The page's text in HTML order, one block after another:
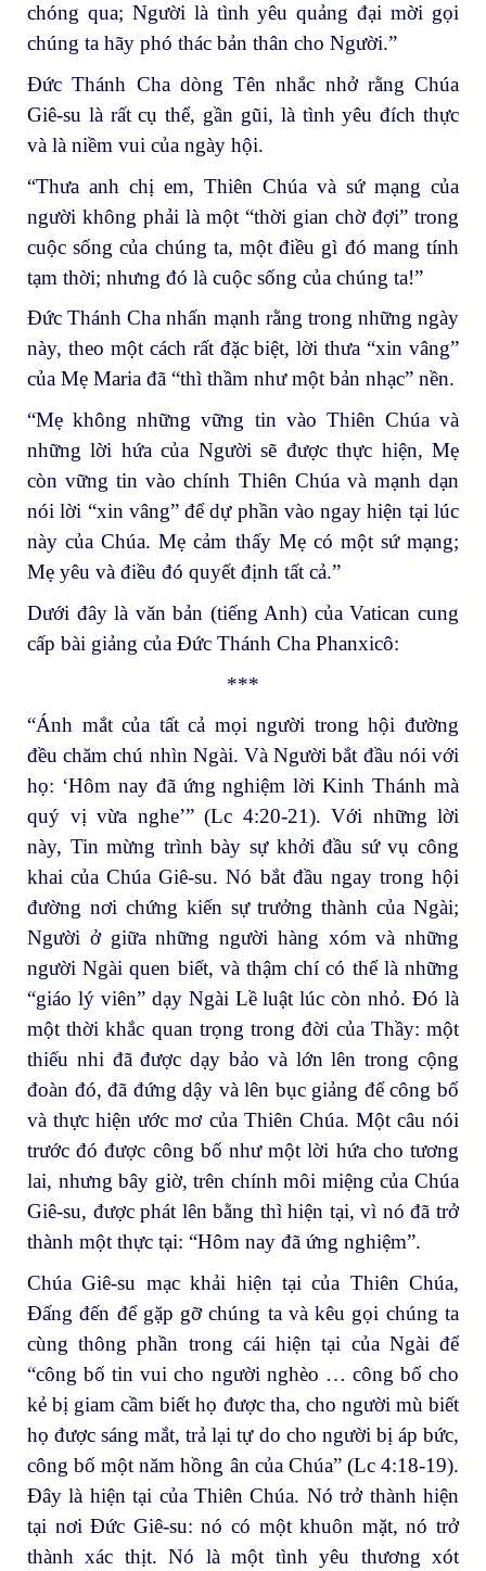
chóng qua; Người là tình yêu quảng đại mời gọi
chúng ta hãy phó thác bản thân cho Người.”
Đức Thánh Cha dòng Tên nhắc nhở rằng Chúa
Giê-su là rất cụ thể, gần gũi, là tình yêu đích thực
và là niềm vui của ngày hội.
“Thưa anh chị em, Thiên Chúa và sứ mạng của
người không phải là một “thời gian chờ đợi” trong
cuộc sống của chúng ta, một điều gì đó mang tính
tạm thời; nhưng đó là cuộc sống của chúng ta!”
Đức Thánh Cha nhấn mạnh rằng trong những ngày
này, theo một cách rất đặc biệt, lời thưa “xin vâng”
của Mẹ Maria đã “thì thầm như một bản nhạc” nền.
“Mẹ không những vững tin vào Thiên Chúa và
những lời hứa của Người sẽ được thực hiện, Mẹ
còn vững tin vào chính Thiên Chúa và mạnh dạn
nói lời “xin vâng” để dự phần vào ngay hiện tại lúc
này của Chúa. Mẹ cảm thấy Mẹ có một sứ mạng;
Mẹ yêu và điều đó quyết định tất cả.”
Dưới đây là văn bản (tiếng Anh) của Vatican cung
cấp bài giảng của Đức Thánh Cha Phanxicô:
***
“Ánh mắt của tất cả mọi người trong hội đường
đều chăm chú nhìn Ngài. Và Người bắt đầu nói với
họ: ‘Hôm nay đã ứng nghiệm lời Kinh Thánh mà
quý vị vừa nghe’” (Lc 4:20-21). Với những lời
này, Tin mừng trình bày sự khởi đầu sứ vụ công
khai của Chúa Giê-su. Nó bắt đầu ngay trong hội
đường nơi chứng kiến sự trưởng thành của Ngài;
Người ở giữa những người hàng xóm và những
người Ngài quen biết, và thậm chí có thể là những
“giáo lý viên” dạy Ngài Lề luật lúc còn nhỏ. Đó là
một thời khắc quan trọng trong đời của Thầy: một
thiếu nhi đã được dạy bảo và lớn lên trong cộng
đoàn đó, đã đứng dậy và lên bục giảng để công bố
và thực hiện ước mơ của Thiên Chúa. Một câu nói
trước đó được công bố như một lời hứa cho tương
lai, nhưng bây giờ, trên chính môi miệng của Chúa
Giê-su, được phát lên bằng thì hiện tại, vì nó đã trở
thành một thực tại: “Hôm nay đã ứng nghiệm”.
Chúa Giê-su mạc khải hiện tại của Thiên Chúa,
Đấng đến để gặp gỡ chúng ta và kêu gọi chúng ta
cùng thông phần trong cái hiện tại của Ngài để
“công bố tin vui cho người nghèo … công bố cho
kẻ bị giam cầm biết họ được tha, cho người mù biết
họ được sáng mắt, trả lại tự do cho người bị áp bức,
công bố một năm hồng ân của Chúa” (Lc 4:18-19).
Đây là hiện tại của Thiên Chúa. Nó trở thành hiện
tại nơi Đức Giê-su: nó có một khuôn mặt, nó trở
thành xác thịt. Nó là một tình yêu thương xót